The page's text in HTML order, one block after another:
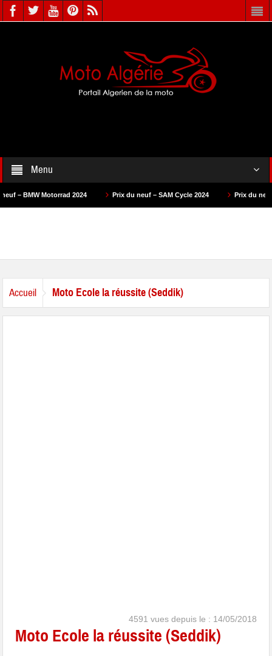
Menu
Motorrad 2024 Prix du neuf – SAM Cycle 2024 Prix du neuf – AS
Accueil Moto Ecole la réussite (Seddik)
4591 vues depuis le : 14/05/2018
Moto Ecole la réussite (Seddik)